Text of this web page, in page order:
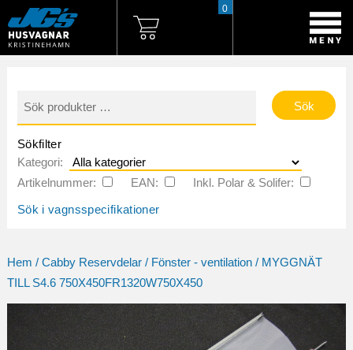
0
efter:
Sökfilter
Kategori:
Artikelnummer:
EAN:
Inkl. Polar & Solifer:
Sök i vagnsspecifikationer
Hem / Cabby Reservdelar/ Fönster - ventilation/ MYGGNÄT
TILL S4.6 750X450FR1320W750X450